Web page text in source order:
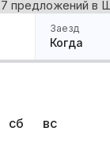
предложений в
Заезд
Когда
сб вс